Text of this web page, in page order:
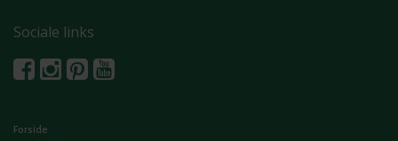
Sociale links
Forside